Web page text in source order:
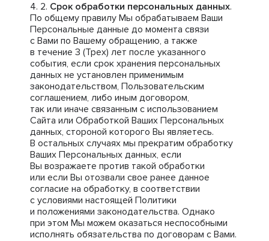
Срок обработки персональных данных.
По общему правилу Мы обрабатываем Ваши
Персональные данные до момента связи
с Вами по Вашему обращению, а также
в течение 3 (Трех) лет после указанного
события, если срок хранения персональных
данных не установлен применимым
законодательством, Пользовательским
соглашением, либо иным договором,
так или иначе связанным с использованием
Сайта или Обработкой Ваших Персональных
данных, стороной которого Вы являетесь.
В остальных случаях мы прекратим обработку
Ваших Персональных данных, если
Вы возражаете против такой обработки
или если Вы отозвали свое ранее данное
согласие на обработку, в соответствии
с условиями настоящей Политики
и положениями законодательства. Однако
при этом Мы можем оказаться неспособными
исполнять обязательства по договорам с Вами.